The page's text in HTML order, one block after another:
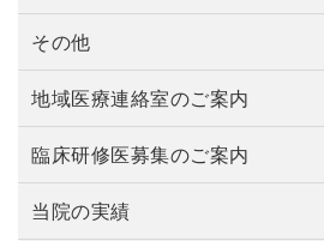
その他
地域医療連絡室のご案内
臨床研修医募集のご案内
当院の実績